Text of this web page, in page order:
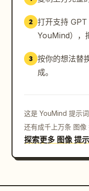
2 打开支持
YouMind），
3 按你的想法替
成。
这是 YouMind 提示
还有成千上万条 图像
探索更多 图像 提